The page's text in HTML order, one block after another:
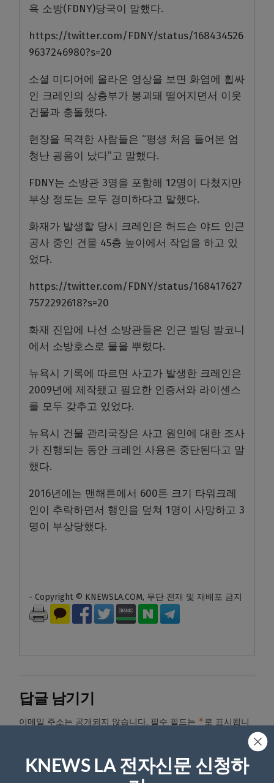
욕 소방(FDNY)당국이 말했다.
https://twitter.com/FDNY/status/168434526
9637246980?s=20
소셜 미디어에 올라온 영상을 보면 화염에 휩싸
인 크레인의 상층부가 붕괴돼 떨어지면서 이웃
건물과 충돌했다.
현장을 목격한 사람들은 “평생 처음 들어본 엄
청난 굉음이 났다”고 말했다.
FDNY는 소방관 3명을 포함해 12명이 다쳤지만
부상 정도는 모두 경미하다고 말했다.
화재가 발생할 당시 크레인은 허드슨 야드 인근
공사 중인 건물 45층 높이에서 작업을 하고 있
었다.
https://twitter.com/FDNY/status/168417627
7572292618?s=20
화재 진압에 나선 소방관들은 인근 빌딩 발코니
에서 소방호스로 물을 뿌렸다.
뉴욕시 기록에 따르면 사고가 발생한 크레인은
2009년에 제작됐고 필요한 인증서와 라이센스
를 모두 갖추고 있었다.
뉴욕시 건물 관리국장은 사고 원인에 대한 조사
가 진행되는 동안 크레인 사용은 중단된다고 말
했다.
2016년에는 맨해튼에서 600톤 크기 타워크레
인이 추락하면서 행인을 덮쳐 1명이 사망하고 3
명이 부상당했다.
- Copyright © KNEWSLA.COM, 무단 전재 및 재배포 금지
답글 남기기
이메일 주소는 공개되지 않습니다. 필수 필드는 *로 표시됩니
댓글*
KNEWS LA 전자신문 신청하